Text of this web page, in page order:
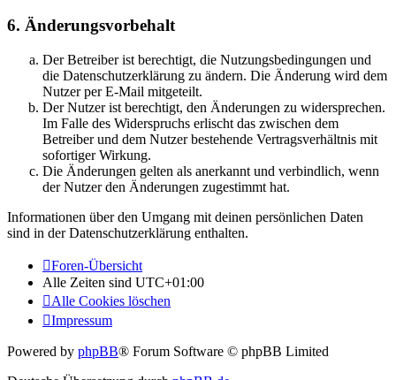
6. Änderungsvorbehalt
Der Betreiber ist berechtigt, die Nutzungsbedingungen und
die Datenschutzerklärung zu ändern. Die Änderung wird dem
Nutzer per E-Mail mitgeteilt.
Der Nutzer ist berechtigt, den Änderungen zu widersprechen.
Im Falle des Widerspruchs erlischt das zwischen dem
Betreiber und dem Nutzer bestehende Vertragsverhältnis mit
sofortiger Wirkung.
Die Änderungen gelten als anerkannt und verbindlich, wenn
der Nutzer den Änderungen zugestimmt hat.
Informationen über den Umgang mit deinen persönlichen Daten
sind in der Datenschutzerklärung enthalten.
Foren-Übersicht
Alle Zeiten sind UTC+01:00
Alle Cookies löschen
Impressum
Powered by phpBB® Forum Software © phpBB Limited